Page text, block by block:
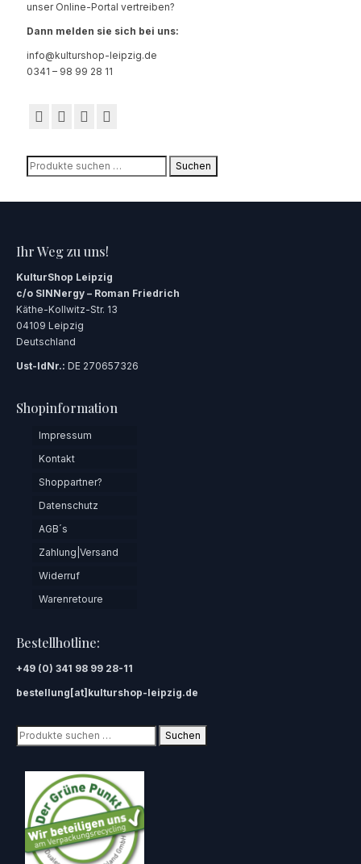
unser Online-Portal vertreiben?
Dann melden sie sich bei uns:
info@kulturshop-leipzig.de
0341 – 98 99 28 11
Suchen
nach:
Suchen
Ihr Weg zu uns!
KulturShop Leipzig
c/o SINNergy – Roman Friedrich
Käthe-Kollwitz-Str. 13
04109 Leipzig
Deutschland
Ust-IdNr.: DE 270657326
Shopinformation
Impressum
Kontakt
Shoppartner?
Datenschutz
AGB´s
Zahlung|Versand
Widerruf
Warenretoure
Bestellhotline:
+49 (0) 341 98 99 28-11
bestellung[at]kulturshop-leipzig.de
Suchen
nach:
Suchen